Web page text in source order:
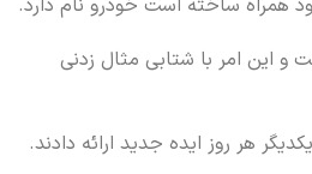
همراه ساخته است خودرو نام دارد.
و این امر با شتابی مثال زدنی
هر روز ایده جدید ارائه دادند.